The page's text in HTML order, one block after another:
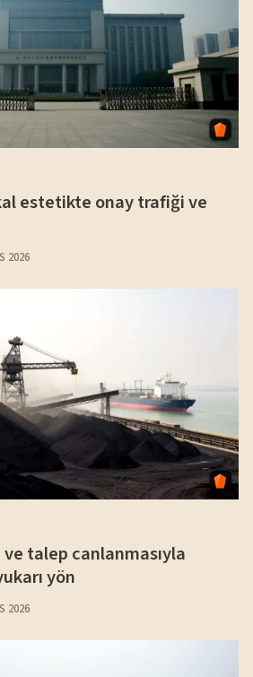
estetikte onay trafiği ve
2026
ve talep canlanmasıyla
yön
2026